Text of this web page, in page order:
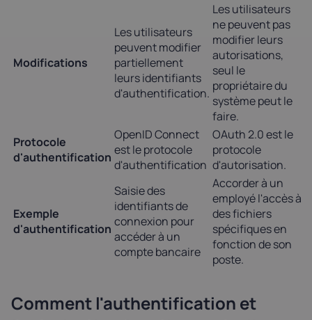
Modifications
Les utilisateurs
peuvent modifier
partiellement
leurs identifiants
d'authentification.
Les utilisateurs
ne peuvent pas
modifier leurs
autorisations,
seul le
propriétaire du
système peut le
faire.
Protocole
d'authentification
OpenID Connect
est le protocole
d'authentification
OAuth 2.0 est le
protocole
d'autorisation.
Exemple
d'authentification
Saisie des
identifiants de
connexion pour
accéder à un
compte bancaire
Accorder à un
employé l'accès à
des fichiers
spécifiques en
fonction de son
poste.
Comment l'authentification et